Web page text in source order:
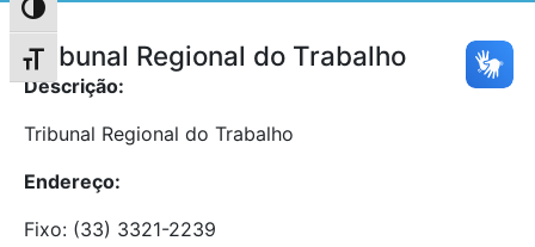
Alternar alto contraste
Alternar tamanho da fonte
Tribunal Regional do Trabalho
Descrição:
Tribunal Regional do Trabalho
Endereço:
Fixo: (33) 3321-2239